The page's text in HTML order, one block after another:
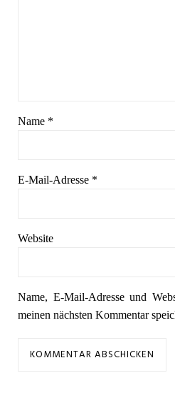
Name *
E-Mail-Adresse *
Website
Name, E-Mail-Adresse und
meinen nächsten Kommentar